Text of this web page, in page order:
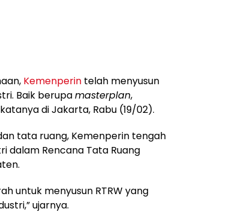
Kemenperin telah menyusun
Baik berupamasterplan,
katanya di Jakarta, Rabu (19/02).
tata ruang, Kemenperin tengah
dalam Rencana Tata Ruang
untuk menyusun RTRW yang
ujarnya.